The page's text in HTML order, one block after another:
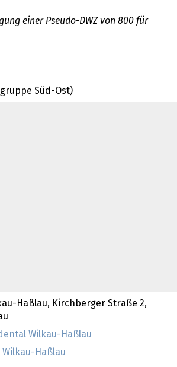
einer Pseudo-DWZ von 800 für
Süd-Ost)
Haßlau, Kirchberger Straße 2,
Wilkau-Haßlau
Haßlau